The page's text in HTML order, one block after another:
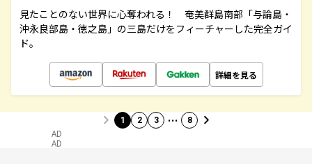
見たことのない世界に心奪われる！ 奄美群島南部「与論島・
沖永良部島・徳之島」の三島だけをフィーチャーした完全ガイ
ド。
詳細を見る
1 2 3 … 8
AD
AD